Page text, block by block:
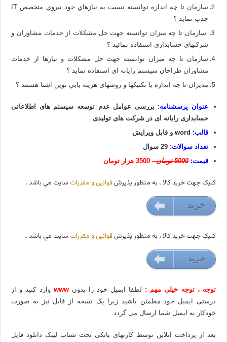
سازمان تا چه اندازه توانسته نسبت به نيازهاي خود نيروي متخصص IT
جذب نمايد ؟
سازمان تا چه ميزان توانسته جهت حل مشكلات از خدمات مشاوران و
شركتهاي حسابداري استفاده نمائيد ؟
سازمان تا چه ميزان توانسته جهت حل مشكلات و نيازها از خدمات
مشاوران طراحان سیستم رايانه اي استفاده نمايد ؟
مديران تا چه اندازه با تكنيكها و روشهاي هزينه يابي نوين آشنا هستند ؟
عنوان پرسشنامه: بررسی عوامل عدم توسعه سیستم های اطلاعاتی
حسابداری رایانه ای در شرکت های تولیدی
قالب:
تعداد سوالات: 29 سوال
قیمت: 5000 تومان 3500 هزار تومان
کليک جهت خريد کالا ، به منظور پذيرشقوانين و مقررات سايت مي باشد .
35000 تومان خريد
کليک جهت خريد کالا ، به منظور پذيرشقوانين و مقررات سايت مي باشد .
35000 تومان خريد
توجه ، توجه خیلی مهم : لطفا ایمیل خود را بدون www وارد کنید و از
درستی ایمیل خود مطمئن باشید زیرا یک نسخه از فایل نیز به صورت
خودکار به ایمیل شما ارسال می گردد.
بعد از پرداخت آنلاین توسط کارتهای بانکی تحت شتاب لینک دانلود فایل